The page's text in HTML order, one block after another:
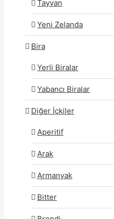
Tayvan
Yeni Zelanda
Bira
Yerli Biralar
Yabancı Biralar
Diğer İçkiler
Aperitif
Arak
Armanyak
Bitter